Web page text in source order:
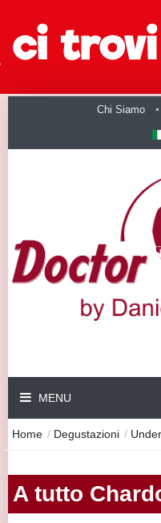
Chi Siamo
MENU
Home / Degustazioni / Under
A tutto